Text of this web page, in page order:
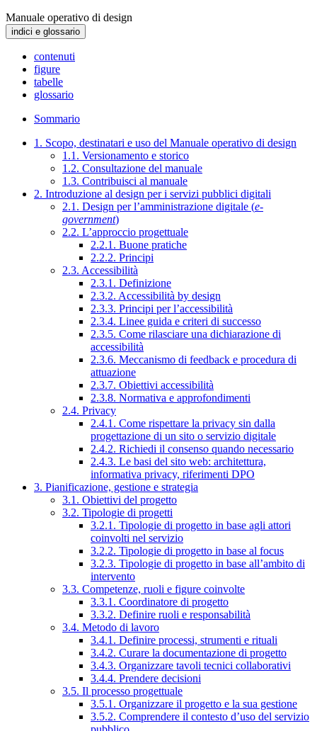
Manuale operativo di design
indici e glossario
contenuti
figure
tabelle
glossario
Sommario
1. Scopo, destinatari e uso del Manuale operativo di design
1.1. Versionamento e storico
1.2. Consultazione del manuale
1.3. Contribuisci al manuale
2. Introduzione al design per i servizi pubblici digitali
2.1. Design per l’amministrazione digitale (e-
government)
2.2. L’approccio progettuale
2.2.1. Buone pratiche
2.2.2. Principi
2.3. Accessibilità
2.3.1. Definizione
2.3.2. Accessibilità by design
2.3.3. Principi per l’accessibilità
2.3.4. Linee guida e criteri di successo
2.3.5. Come rilasciare una dichiarazione di
accessibilità
2.3.6. Meccanismo di feedback e procedura di
attuazione
2.3.7. Obiettivi accessibilità
2.3.8. Normativa e approfondimenti
2.4. Privacy
2.4.1. Come rispettare la privacy sin dalla
progettazione di un sito o servizio digitale
2.4.2. Richiedi il consenso quando necessario
2.4.3. Le basi del sito web: architettura,
informativa privacy, riferimenti DPO
3. Pianificazione, gestione e strategia
3.1. Obiettivi del progetto
3.2. Tipologie di progetti
3.2.1. Tipologie di progetto in base agli attori
coinvolti nel servizio
3.2.2. Tipologie di progetto in base al focus
3.2.3. Tipologie di progetto in base all’ambito di
intervento
3.3. Competenze, ruoli e figure coinvolte
3.3.1. Coordinatore di progetto
3.3.2. Definire ruoli e responsabilità
3.4. Metodo di lavoro
3.4.1. Definire processi, strumenti e rituali
3.4.2. Curare la documentazione di progetto
3.4.3. Organizzare tavoli tecnici collaborativi
3.4.4. Prendere decisioni
3.5. Il processo progettuale
3.5.1. Organizzare il progetto e la sua gestione
3.5.2. Comprendere il contesto d’uso del servizio